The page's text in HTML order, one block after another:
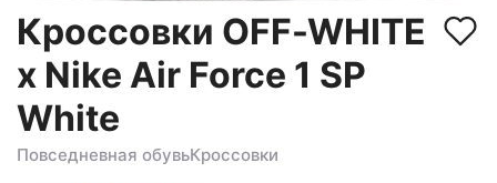
Кроссовки OFF-WHITE
x Nike Air Force 1 SP
White
Повседневная обувьКроссовки